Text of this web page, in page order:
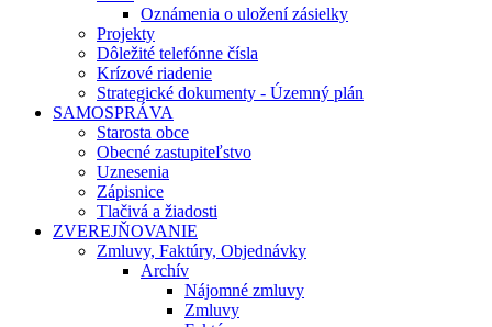
Oznámenia o uložení zásielky
Projekty
Dôležité telefónne čísla
Krízové riadenie
Strategické dokumenty - Územný plán
SAMOSPRÁVA
Starosta obce
Obecné zastupiteľstvo
Uznesenia
Zápisnice
Tlačivá a žiadosti
ZVEREJŇOVANIE
Zmluvy, Faktúry, Objednávky
Archív
Nájomné zmluvy
Zmluvy